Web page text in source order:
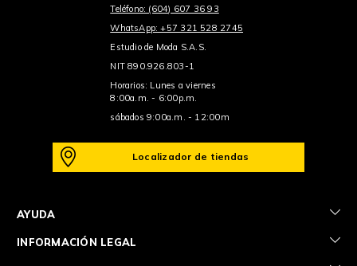
Teléfono: (604) 607 36 93
WhatsApp: +57 321 528 2745
Estudio de Moda S.A.S.
NIT 890.926.803-1
Horarios: Lunes a viernes
8:00a.m. - 6:00p.m.
sábados 9:00a.m. - 12:00m
Localizador de tiendas
AYUDA +
INFORMACIÓN LEGAL +